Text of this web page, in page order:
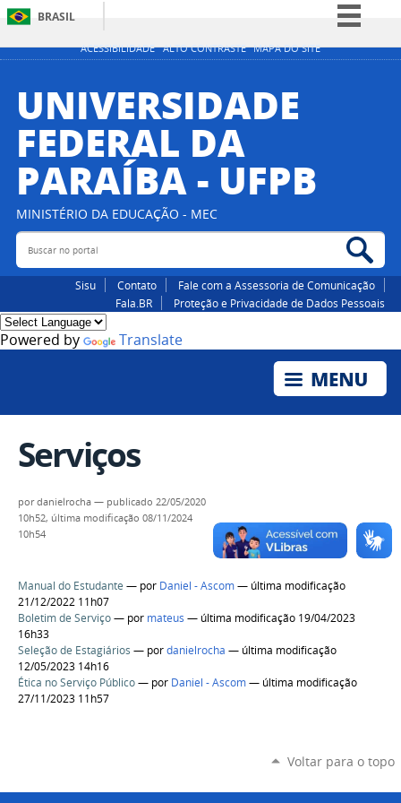
ACESSIBILIDADE ALTO CONTRASTE MAPA DO SITE
BRASIL
Simplifique!
Participe
Acesso à informação
Canais
UNIVERSIDADE
FEDERAL DA
PARAÍBA - UFPB
MINISTÉRIO DA EDUCAÇÃO - MEC
Buscar no portal
Sisu Contato
Fale com a Assessoria de Comunicação
Fala.BR
Proteção e Privacidade de Dados Pessoais
Powered by Translate
Serviços
pordanielrocha — publicado 22/05/2020
10h52, última modificação 08/11/2024
10h54
Manual do Estudante — por Daniel - Ascom— última modificação
21/12/2022 11h07
Boletim de Serviço— por mateus — última modificação 19/04/2023
16h33
Seleção de Estagiários — pordanielrocha — última modificação
12/05/2023 14h16
Ética no Serviço Público— por Daniel - Ascom— última modificação
27/11/2023 11h57
Voltar para o topo